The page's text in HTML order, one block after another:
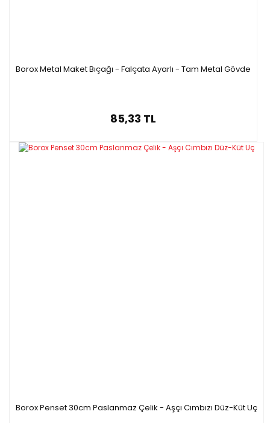
Borox Metal Maket Bıçağı - Falçata Ayarlı - Tam Metal Gövde
85,33 TL
Borox Penset 30cm Paslanmaz Çelik - Aşçı Cımbızı Düz-Küt Uç